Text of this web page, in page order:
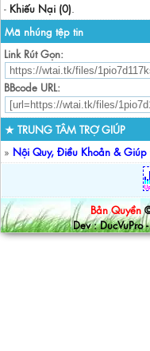
- Khiếu Nại (0).
Mã nhúng tệp tin
Link Rút Gọn:
BBcode URL:
★ TRUNG TÂM TRỢ GIÚP
» Nội Quy, Điều Khoản &
Bản Quyền
Dev : DucVuPro